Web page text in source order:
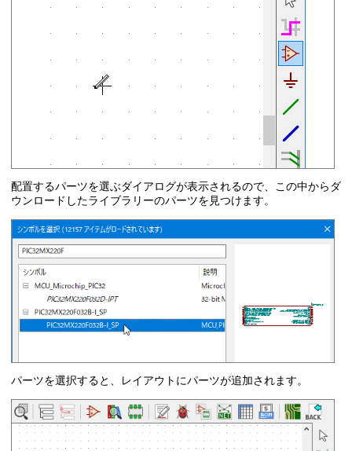
配置するパーツを選ぶダイアログが表示されるので、この中からダ
ウンロードしたライブラリーのパーツを見つけます。
パーツを選択すると、レイアウトにパーツが追加されます。